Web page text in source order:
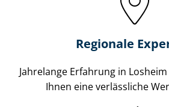
Regionale
Jahrelange Erfahrung in
Ihnen eine verlässliche